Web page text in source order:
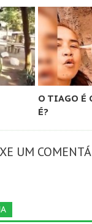
O TIAGO É
É?
UM